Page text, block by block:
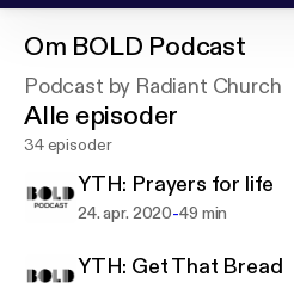
Om BOLD Podcast
Podcast by Radiant Church
Alle episoder
34 episoder
YTH: Prayers for life
24. apr. 2020-49 min
YTH: Get That Bread